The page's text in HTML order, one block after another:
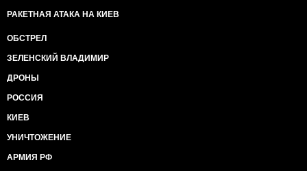
РАКЕТНАЯ АТАКА НА КИЕВ
ОБСТРЕЛ
ЗЕЛЕНСКИЙ ВЛАДИМИР
ДРОНЫ
РОССИЯ
КИЕВ
УНИЧТОЖЕНИЕ
АРМИЯ РФ